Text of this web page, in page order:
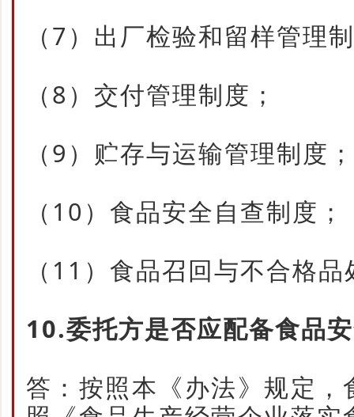
（7）出厂检验和留样管理
（8）交付管理制度；
（9）贮存与运输管理制度；
（10）食品安全自查制度；
（11）食品召回与不合格
10.委托方是否应配备食品
答：按照本《办法》规定